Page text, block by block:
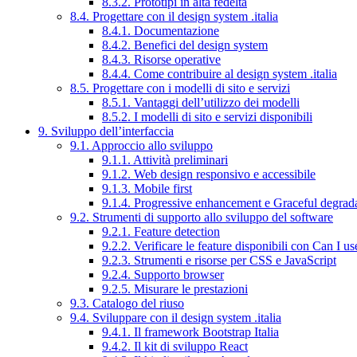
8.4. Progettare con il design system .italia
8.4.1. Documentazione
8.4.2. Benefici del design system
8.4.3. Risorse operative
8.4.4. Come contribuire al design system .italia
8.5. Progettare con i modelli di sito e servizi
8.5.1. Vantaggi dell’utilizzo dei modelli
8.5.2. I modelli di sito e servizi disponibili
9. Sviluppo dell’interfaccia
9.1. Approccio allo sviluppo
9.1.1. Attività preliminari
9.1.2. Web design responsivo e accessibile
9.1.3. Mobile first
9.1.4. Progressive enhancement e Graceful
9.2. Strumenti di supporto allo sviluppo del software
9.2.1. Feature detection
9.2.2. Verificare le feature disponibili con Can I
9.2.3. Strumenti e risorse per CSS e JavaScript
9.2.4. Supporto browser
9.2.5. Misurare le prestazioni
9.3. Catalogo del riuso
9.4. Sviluppare con il design system .italia
9.4.1. Il framework Bootstrap Italia
9.4.2. Il kit di sviluppo React